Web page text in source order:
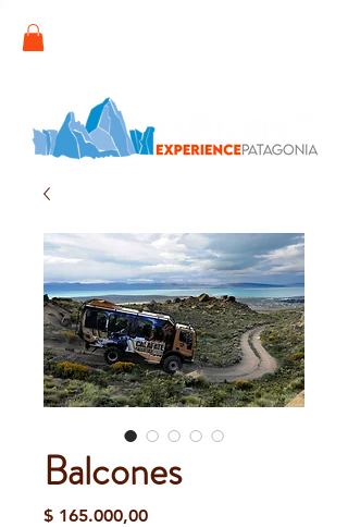
Balcones
$ 165.000,00Precio